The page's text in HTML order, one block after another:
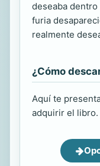
deseaba
furia
realmente
¿Cómo
Aquí te
adquirir el libro.